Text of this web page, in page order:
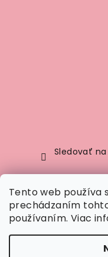
Tento web používa
prechádzaním
používaním. Viac
Sledovať
Prijímame